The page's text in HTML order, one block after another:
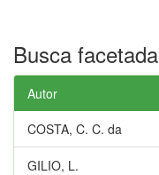
Busca facetada
Autor
COSTA, C. C. da
GILIO, L.